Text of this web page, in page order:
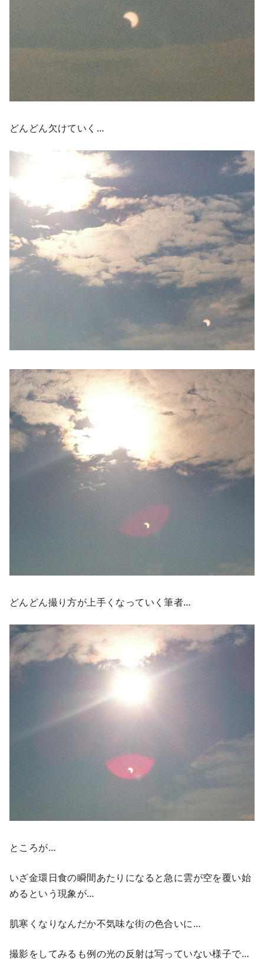
どんどん欠けていく…
どんどん撮り方が上手くなっていく筆者…
ところが…
いざ金環日食の瞬間あたりになると急に雲が空を覆い始
めるという現象が…
肌寒くなりなんだか不気味な街の色合いに…
撮影をしてみるも例の光の反射は写っていない様子で…